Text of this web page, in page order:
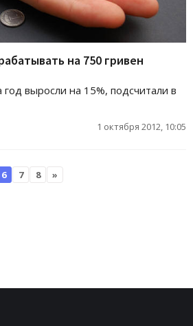
на 750 гривен
выросли на 15%, подсчитали в
1 октября 2012, 10:05
6 7 8 »